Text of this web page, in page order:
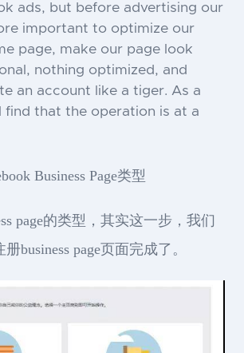
ads, but before advertising our
important to optimize our
page, make our page look
nothing optimized, and
an account like a tiger. As a
find that the operation is at a
Business Page类型
page的类型，其实这一步，我们
business page页面完成了。